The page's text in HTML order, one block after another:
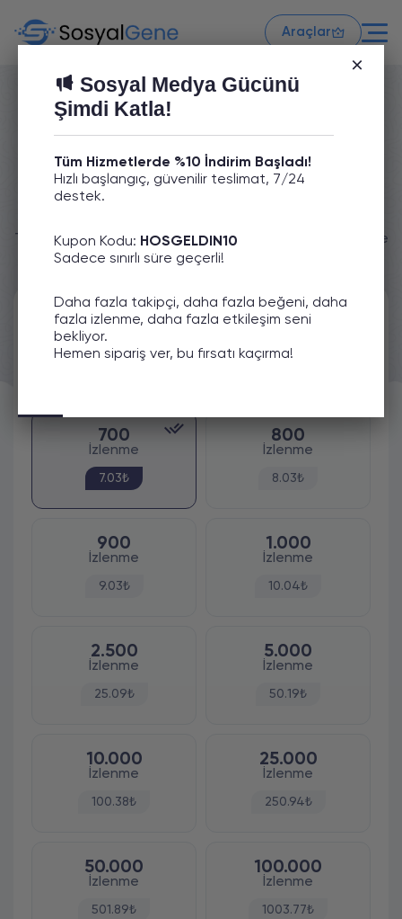
Araçlar
TikTok İzlenme Satın Al - %100 Türk,
Tiktok platformu için sağlamış olduğumuz uygun fiyatlı ve
kaliteli izlenme paketlerimizi inceleyebilirsiniz.
500
İzlenme
600
700
İzlenme
7.03₺
800
İzlenme
8.03₺
900
İzlenme
9.03₺
1.000
İzlenme
10.04₺
2.500
İzlenme
25.09₺
5.000
İzlenme
50.19₺
10.000
İzlenme
100.38₺
25.000
İzlenme
250.94₺
50.000
İzlenme
501.89₺
100.000
İzlenme
1003.77₺
Sosyal Medya Gücünü
Şimdi Katla!
Tüm Hizmetlerde %10 İndirim Başladı!
Hızlı başlangıç, güvenilir teslimat, 7/24
destek.
Kupon Kodu: HOSGELDIN10
Sadece sınırlı süre geçerli!
Daha fazla takipçi, daha fazla beğeni, daha
fazla izlenme, daha fazla etkileşim seni
bekliyor.
Hemen sipariş ver, bu fırsatı kaçırma!